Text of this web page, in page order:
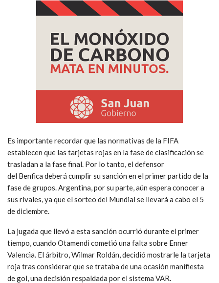
Es importante recordar que las normativas de la FIFA
establecen que las tarjetas rojas en la fase de clasificación se
trasladan a la fase final. Por lo tanto, el defensor
del Benfica deberá cumplir su sanción en el primer partido de la
fase de grupos. Argentina, por su parte, aún espera conocer a
sus rivales, ya que el sorteo del Mundial se llevará a cabo el 5
de diciembre.
La jugada que llevó a esta sanción ocurrió durante el primer
tiempo, cuando Otamendi cometió una falta sobre Enner
Valencia. El árbitro, Wilmar Roldán, decidió mostrarle la tarjeta
roja tras considerar que se trataba de una ocasión manifiesta
de gol, una decisión respaldada por el sistema VAR.